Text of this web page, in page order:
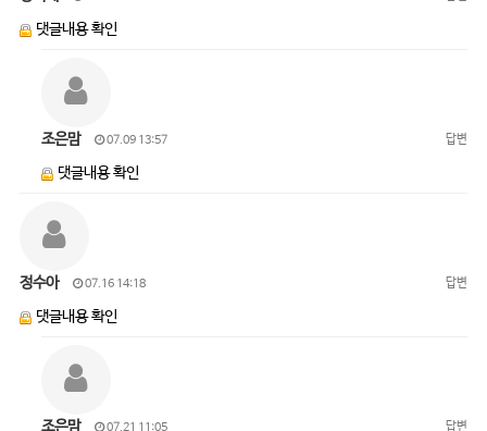
댓글내용 확인
조은맘 07.09 13:57 답변
댓글내용 확인
정수아 07.16 14:18 답변
댓글내용 확인
조은맘 07.21 11:05 답변